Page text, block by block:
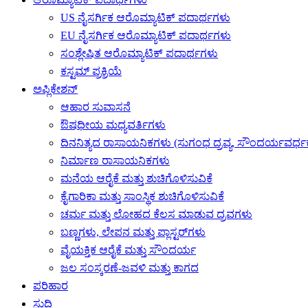
US ನೈಸರ್ಗಿಕ ಆರೊಮ್ಯಾಟಿಕ್ ಪದಾರ್ಥಗಳು
EU ನೈಸರ್ಗಿಕ ಆರೊಮ್ಯಾಟಿಕ್ ಪದಾರ್ಥಗಳು
ಸಂಶ್ಲೇಷಿತ ಆರೊಮ್ಯಾಟಿಕ್ ಪದಾರ್ಥಗಳು
ಕಸ್ಟಮ್ ಪ್ರಕ್ರಿಯೆ
ಅಪ್ಲಿಕೇಶನ್
ಆಹಾರ ಸುವಾಸನೆ
ಔಷಧೀಯ ಮಧ್ಯವರ್ತಿಗಳು
ದಿನನಿತ್ಯದ ರಾಸಾಯನಿಕಗಳು (ಸುಗಂಧ ದ್ರವ್ಯ,
ನಿರ್ಮಾಣ ರಾಸಾಯನಿಕಗಳು
ಮನೆಯ ಆರೈಕೆ ಮತ್ತು ಶುಚಿಗೊಳಿಸುವಿಕೆ
ಕೈಗಾರಿಕಾ ಮತ್ತು ಸಾಂಸ್ಥಿಕ ಶುಚಿಗೊಳಿಸುವಿಕೆ
ಚರ್ಮ ಮತ್ತು ಲೋಹದ ಕೆಲಸ ಮಾಡುವ ದ್ರವಗಳು
ಬಣ್ಣಗಳು, ಲೇಪನ ಮತ್ತು ಪ್ಲಾಸ್ಟರ್‌ಗಳು
ವೈಯಕ್ತಿಕ ಆರೈಕೆ ಮತ್ತು ಸೌಂದರ್ಯ
ಜಲ ಸಂಸ್ಕರಣೆ-ಜವಳಿ ಮತ್ತು ಕಾಗದ
ಪರಿಹಾರ
ಸುದ್ದಿ